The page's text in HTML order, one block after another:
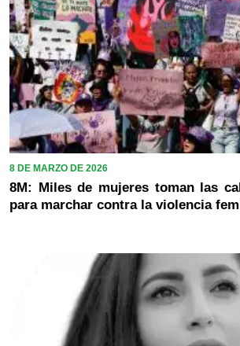
8 DE MARZO DE 2026
8M: Miles de mujeres toman las
para marchar contra la violencia